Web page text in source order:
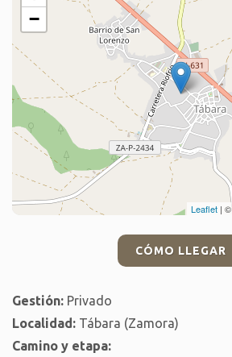
−
Leaflet | ©
CÓMO LLEGAR
Gestión: Privado
Localidad: Tábara (Zamora)
Camino y etapa: